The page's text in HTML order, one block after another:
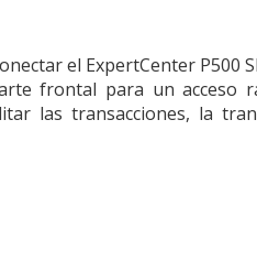
el ExpertCenter P500
frontal para un acceso
las transacciones, la